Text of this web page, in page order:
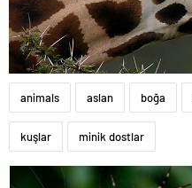
animals aslan boğa
kuşlar minik dostlar